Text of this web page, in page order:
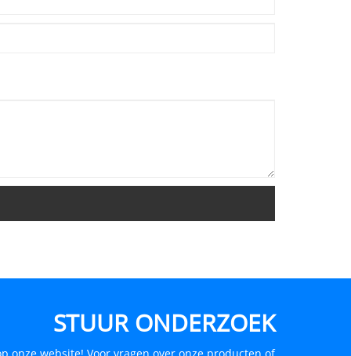
STUUR ONDERZOEK